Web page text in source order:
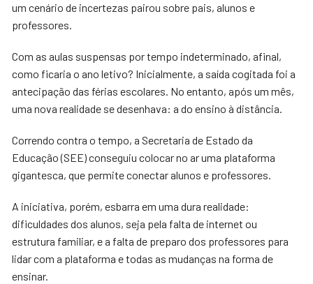
um cenário de incertezas pairou sobre pais, alunos e
professores.
Com as aulas suspensas por tempo indeterminado, afinal,
como ficaria o ano letivo? Inicialmente, a saída cogitada foi a
antecipação das férias escolares. No entanto, após um mês,
uma nova realidade se desenhava: a do ensino à distância.
Correndo contra o tempo, a Secretaria de Estado da
Educação (SEE) conseguiu colocar no ar uma plataforma
gigantesca, que permite conectar alunos e professores.
A iniciativa, porém, esbarra em uma dura realidade:
dificuldades dos alunos, seja pela falta de internet ou
estrutura familiar, e a falta de preparo dos professores para
lidar com a plataforma e todas as mudanças na forma de
ensinar.